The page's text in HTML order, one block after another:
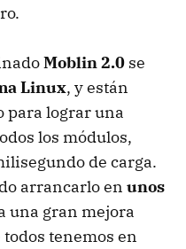
Moblin 2.0 se
Linux, y están
para lograr una
los módulos,
de carga.
arrancarlo en unos
una gran mejora
tenemos en